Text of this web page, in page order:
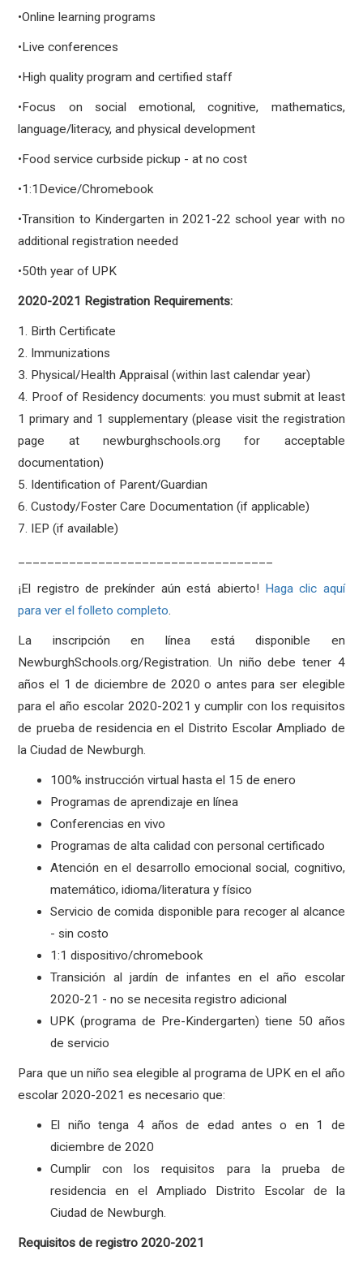
•Online learning programs
•Live conferences
•High quality program and certified staff
•Focus on social emotional, cognitive, mathematics,
language/literacy, and physical development
•Food service curbside pickup - at no cost
•1:1Device/Chromebook
•Transition to Kindergarten in 2021-22 school year with no
additional registration needed
•50th year of UPK
2020-2021 Registration Requirements:
1. Birth Certificate
2. Immunizations
3. Physical/Health Appraisal (within last calendar year)
4. Proof of Residency documents: you must submit at least
1 primary and 1 supplementary (please visit the registration
page at newburghschools.org for acceptable
documentation)
5. Identification of Parent/Guardian
6. Custody/Foster Care Documentation (if applicable)
7. IEP (if available)
¡El registro de prekínder aún está abierto! Haga clic aquí
para ver el folleto completo.
La inscripción en línea está disponible en
NewburghSchools.org/Registration. Un niño debe tener 4
años el 1 de diciembre de 2020 o antes para ser elegible
para el año escolar 2020-2021 y cumplir con los requisitos
de prueba de residencia en el Distrito Escolar Ampliado de
la Ciudad de Newburgh.
100% instrucción virtual hasta el 15 de enero
Programas de aprendizaje en línea
Conferencias en vivo
Programas de alta calidad con personal certificado
Atención en el desarrollo emocional social, cognitivo,
matemático, idioma/literatura y físico
Servicio de comida disponible para recoger al alcance
- sin costo
1:1 dispositivo/chromebook
Transición al jardín de infantes en el año escolar
2020-21 - no se necesita registro adicional
UPK (programa de Pre-Kindergarten) tiene 50 años
de servicio
Para que un niño sea elegible al programa de UPK en el año
escolar 2020-2021 es necesario que:
El niño tenga 4 años de edad antes o en 1 de
diciembre de 2020
Cumplir con los requisitos para la prueba de
residencia en el Ampliado Distrito Escolar de la
Ciudad de Newburgh.
Requisitos de registro 2020-2021